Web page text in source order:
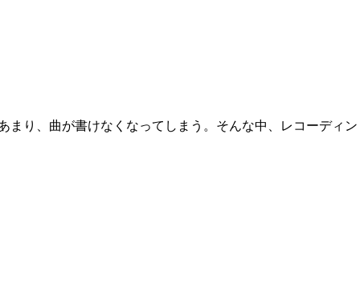
り、曲が書けなくなってしまう。そんな中、レコーディン